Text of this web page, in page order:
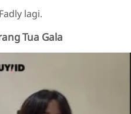
lagi.
Tua Gala